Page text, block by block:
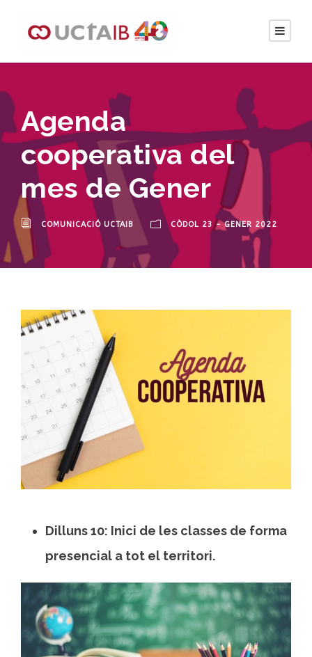
Agenda
cooperativa del
mes de Gener
COMUNICACIÓ UCTAIB CÒDOL 23 - GENER 2022
Dilluns 10: Inici de les classes de forma
presencial a tot el territori.